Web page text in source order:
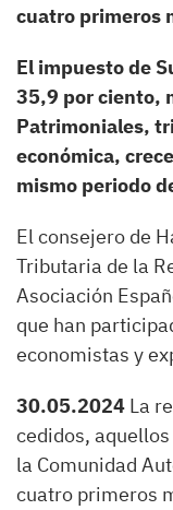
cuatro primeros
El impuesto de
35,9 por ciento,
Patrimoniales,
económica,
mismo periodo
El consejero de
Tributaria de la
Asociación
que han
economistas y
30.05.2024 La
cedidos,
la Comunidad
cuatro primeros